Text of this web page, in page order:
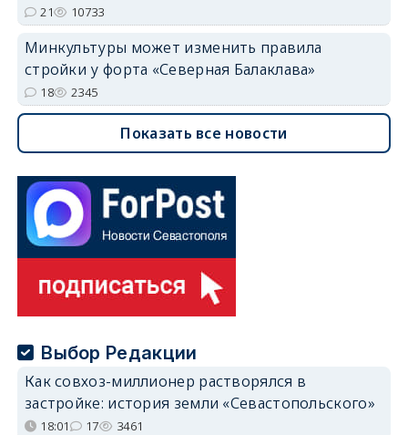
21 10733
Минкультуры может изменить правила
стройки у форта «Северная Балаклава»
18 2345
Показать все новости
Выбор Редакции
Как совхоз-миллионер растворялся в
застройке: история земли «Севастопольского»
18:01 17 3461